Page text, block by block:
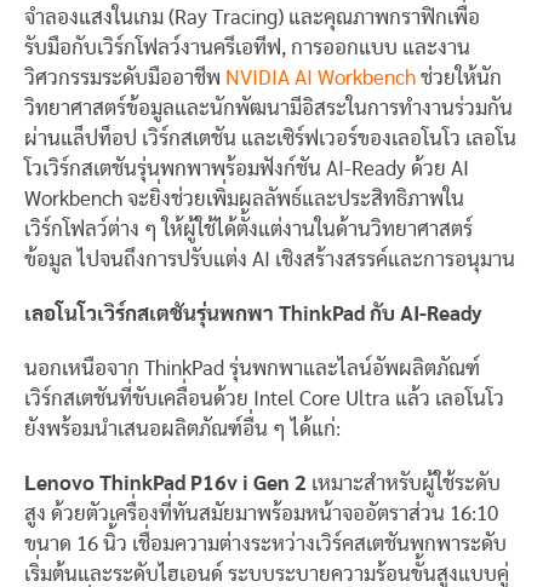
จำลองแสงในเกม (Ray Tracing) และคุณภาพกราฟิกเพื่อ
รับมือกับเวิร์กโฟลว์งานครีเอทีฟ, การออกแบบ และงาน
วิศวกรรมระดับมืออาชีพ NVIDIA AI Workbench ช่วยให้นัก
วิทยาศาสตร์ข้อมูลและนักพัฒนามีอิสระในการทำงานร่วมกัน
ผ่านแล็ปท็อป เวิร์กสเตชัน และเซิร์ฟเวอร์ของเลอโนโว เลอโน
โวเวิร์กสเตชันรุ่นพกพาพร้อมฟังก์ชัน AI-Ready ด้วย AI
Workbench จะยิ่งช่วยเพิ่มผลลัพธ์และประสิทธิภาพใน
เวิร์กโฟลว์ต่าง ๆ ให้ผู้ใช้ได้ตั้งแต่งานในด้านวิทยาศาสตร์
ข้อมูล ไปจนถึงการปรับแต่ง AI เชิงสร้างสรรค์และการอนุมาน
เลอโนโวเวิร์กสเตชันรุ่นพกพา ThinkPad กับ AI-Ready
นอกเหนือจาก ThinkPad รุ่นพกพาและไลน์อัพผลิตภัณฑ์
เวิร์กสเตชันที่ขับเคลื่อนด้วย Intel Core Ultra แล้ว เลอโนโว
ยังพร้อมนำเสนอผลิตภัณฑ์อื่น ๆ ได้แก่:
Lenovo ThinkPad P16v i Gen 2 เหมาะสำหรับผู้ใช้ระดับ
สูง ด้วยตัวเครื่องที่ทันสมัยมาพร้อมหน้าจออัตราส่วน 16:10
ขนาด 16 นิ้ว เชื่อมความต่างระหว่างเวิร์คสเตชันพกพาระดับ
เริ่มต้นและระดับไฮเอนด์ ระบบระบายความร้อนขั้นสูงแบบคู่